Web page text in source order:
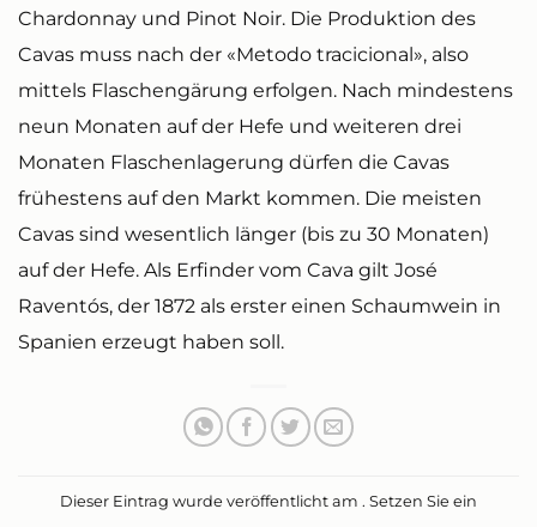
Chardonnay und Pinot Noir. Die Produktion des
Cavas muss nach der «Metodo tracicional», also
mittels Flaschengärung erfolgen. Nach mindestens
neun Monaten auf der Hefe und weiteren drei
Monaten Flaschenlagerung dürfen die Cavas
frühestens auf den Markt kommen. Die meisten
Cavas sind wesentlich länger (bis zu 30 Monaten)
auf der Hefe. Als Erfinder vom Cava gilt José
Raventós, der 1872 als erster einen Schaumwein in
Spanien erzeugt haben soll.
Dieser Eintrag wurde veröffentlicht am . Setzen Sie ein